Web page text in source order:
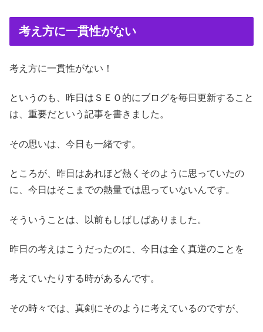
考え方に一貫性がない
考え方に一貫性がない！
というのも、昨日はＳＥＯ的にブログを毎日更新すること
は、重要だという記事を書きました。
その思いは、今日も一緒です。
ところが、昨日はあれほど熱くそのように思っていたの
に、今日はそこまでの熱量では思っていないんです。
そういうことは、以前もしばしばありました。
昨日の考えはこうだったのに、今日は全く真逆のことを
考えていたりする時があるんです。
その時々では、真剣にそのように考えているのですが、